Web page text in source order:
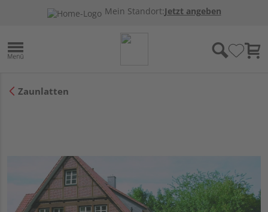
Mein Standort:Jetzt angeben
Zaunlatten